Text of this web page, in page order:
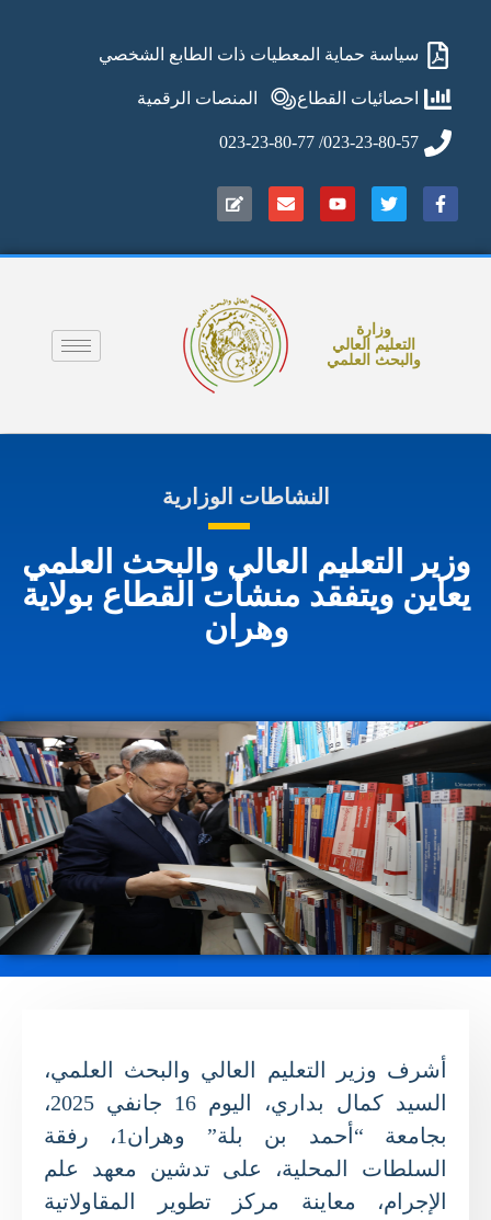
سياسة حماية المعطيات ذات الطابع الشخصي
احصائيات القطاع المنصات الرقمية
023-23-80-57/ 023-23-80-77
وزارة
التعليم العالي
والبحث العلمي
النشاطات الوزارية
وزير التعليم العالي والبحث العلمي
يعاين ويتفقد منشآت القطاع بولاية
وهران
أشرف وزير التعليم العالي والبحث العلمي،
السيد كمال بداري، اليوم 16 جانفي 2025،
بجامعة “أحمد بن بلة” وهران1، رفقة
السلطات المحلية، على تدشين معهد علم
الإجرام، معاينة مركز تطوير المقاولاتية